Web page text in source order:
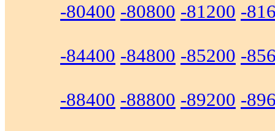
-80400 -80800 -81200 -
-84400 -84800 -85200 -
-88400 -88800 -89200 -